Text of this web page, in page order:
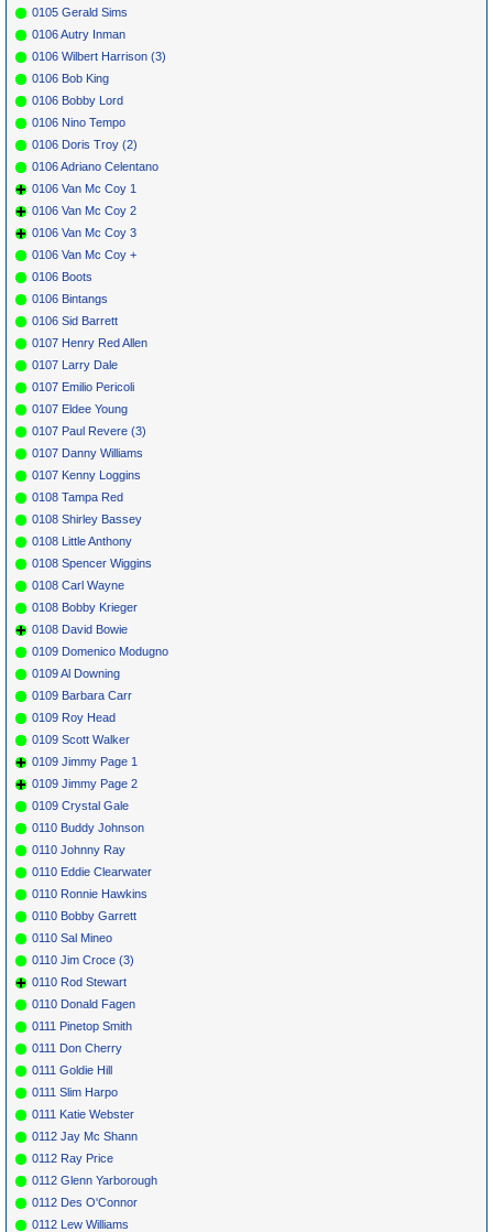
0105 Gerald Sims
0106 Autry Inman
0106 Wilbert Harrison (3)
0106 Bob King
0106 Bobby Lord
0106 Nino Tempo
0106 Doris Troy (2)
0106 Adriano Celentano
0106 Van Mc Coy 1
0106 Van Mc Coy 2
0106 Van Mc Coy 3
0106 Van Mc Coy +
0106 Boots
0106 Bintangs
0106 Sid Barrett
0107 Henry Red Allen
0107 Larry Dale
0107 Emilio Pericoli
0107 Eldee Young
0107 Paul Revere (3)
0107 Danny Williams
0107 Kenny Loggins
0108 Tampa Red
0108 Shirley Bassey
0108 Little Anthony
0108 Spencer Wiggins
0108 Carl Wayne
0108 Bobby Krieger
0108 David Bowie
0109 Domenico Modugno
0109 Al Downing
0109 Barbara Carr
0109 Roy Head
0109 Scott Walker
0109 Jimmy Page 1
0109 Jimmy Page 2
0109 Crystal Gale
0110 Buddy Johnson
0110 Johnny Ray
0110 Eddie Clearwater
0110 Ronnie Hawkins
0110 Bobby Garrett
0110 Sal Mineo
0110 Jim Croce (3)
0110 Rod Stewart
0110 Donald Fagen
0111 Pinetop Smith
0111 Don Cherry
0111 Goldie Hill
0111 Slim Harpo
0111 Katie Webster
0112 Jay Mc Shann
0112 Ray Price
0112 Glenn Yarborough
0112 Des O'Connor
0112 Lew Williams